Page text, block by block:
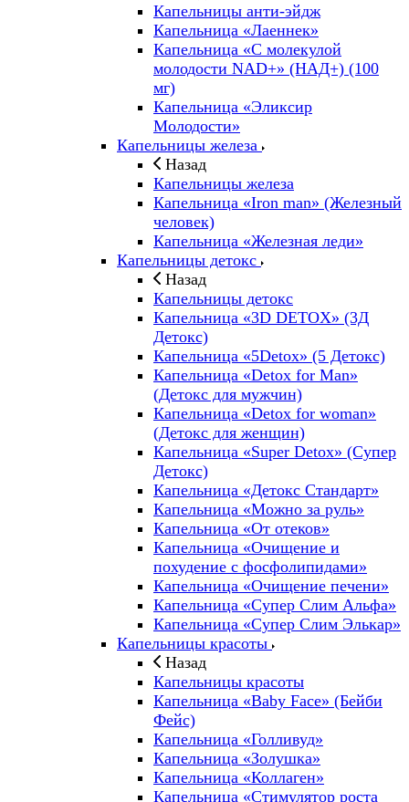
Капельницы анти-эйдж
Капельница «Лаеннек»
Капельница «С молекулой
молодости NAD+» (НАД+) (100
мг)
Капельница «Эликсир
Молодости»
Капельницы железа
Назад
Капельницы железа
Капельница «Iron man» (Железный
человек)
Капельница «Железная леди»
Капельницы детокс
Назад
Капельницы детокс
Капельница «3D DETOX» (3Д
Детокс)
Капельница «5Detox» (5 Детокс)
Капельница «Detox for Man»
(Детокс для мужчин)
Капельница «Detox for woman»
(Детокс для женщин)
Капельница «Super Detox» (Супер
Детокс)
Капельница «Детокс Стандарт»
Капельница «Можно за руль»
Капельница «От отеков»
Капельница «Очищение и
похудение с фосфолипидами»
Капельница «Очищение печени»
Капельница «Супер Слим Альфа»
Капельница «Супер Слим Элькар»
Капельницы красоты
Назад
Капельницы красоты
Капельница «Baby Face» (Бейби
Фейс)
Капельница «Голливуд»
Капельница «Золушка»
Капельница «Коллаген»
Капельница «Стимулятор роста